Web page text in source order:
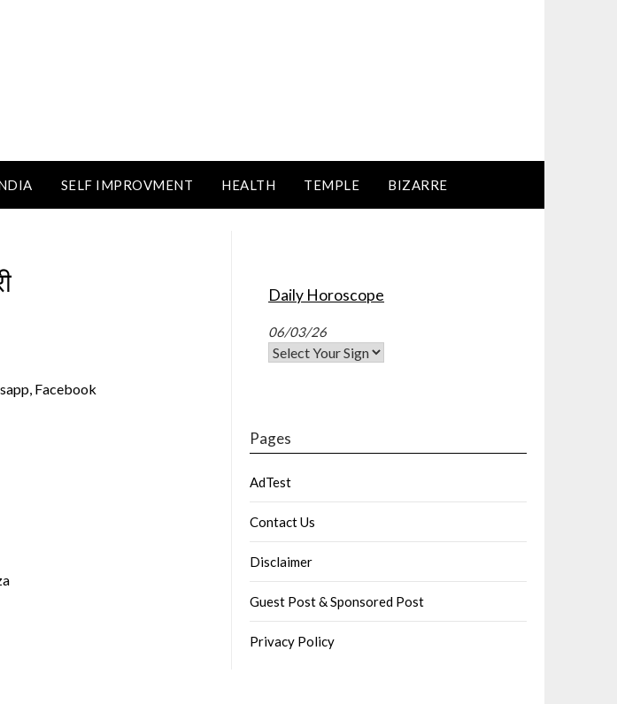
SELF IMPROVMENT HEALTH TEMPLE BIZARRE
Facebook
Daily Horoscope
06/03/26
Pages
AdTest
Contact Us
Disclaimer
Guest Post & Sponsored Post
Privacy Policy